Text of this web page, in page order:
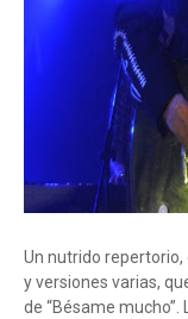
Un nutrido repertorio,
y versiones varias,
de “Bésame mucho”.